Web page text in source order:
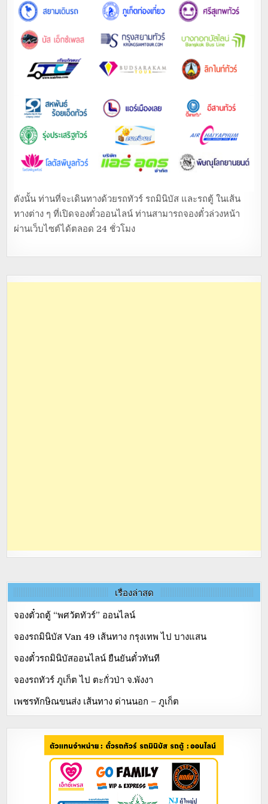
ดังนั้น ท่านที่จะเดินทางด้วยรถทัวร์ รถมินิบัส และรถตู้ ในเส้น
ทางต่าง ๆ ที่เปิดจองตั๋วออนไลน์ ท่านสามารถจองตั๋วล่วงหน้า
ผ่านเว็บไซต์ได้ตลอด 24 ชั่วโมง
เรื่องล่าสุด
จองตั๋วถตู้ “พศวัตทัวร์” ออนไลน์
จองรถมินิบัส Van 49 เส้นทาง กรุงเทพ ไป บางแสน
จองตั๋วรถมินิบัสออนไลน์ ยืนยันตั๋วทันที
จองรถทัวร์ ภูเก็ต ไป ตะกั่วป่า จ.พังงา
เพชรทักษิณขนส่ง เส้นทาง ด่านนอก – ภูเก็ต